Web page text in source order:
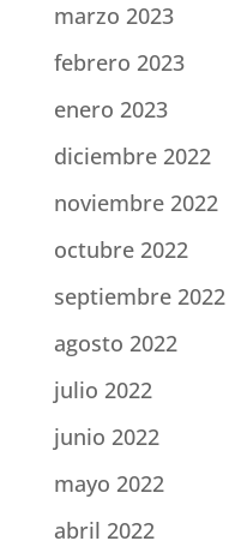
marzo 2023
febrero 2023
enero 2023
diciembre 2022
noviembre 2022
octubre 2022
septiembre 2022
agosto 2022
julio 2022
junio 2022
mayo 2022
abril 2022